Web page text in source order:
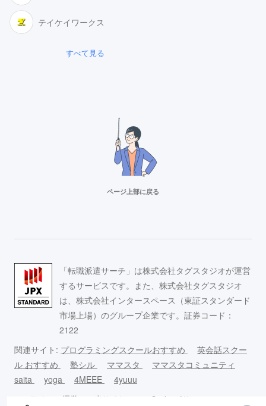
事務求人が豊富！
スタッフサービス
求人数16万件以上の派遣会社！
リクルートスタッフィング
派遣満足度14部門でNo.1
テイケイワークス
すべて見る
ページ上部に戻る
このサイ 運営 当サイトの Cookieポリ
「転職派遣サーチ」は株式会社タグスタジオが運営
するサービスです。また、株式会社タグスタジオ
は、株式会社インタースペース（東証スタンダード
市場上場）のグループ企業です。証券コード：
2122
関連サイト: プログラミングスクールおすすめ
英会話スクー
ル おすすめ
塾シル ママスタ
ママスタコミュニティ
saita
yoga 4MEEE 4yuuu